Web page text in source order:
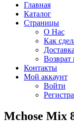
Главная
Каталог
Страницы
О Нас
Как
Возврат
Контакты
Мой аккаунт
Войти
Mchose Mix